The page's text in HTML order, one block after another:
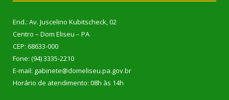
End.: Av. Juscelino Kubitscheck, 02
Centro – Dom Eliseu – PA
CEP: 68633-000
Fone: (94) 3335-2210
E-mail: gabinete@domeliseu.pa.gov.br
Horário de atendimento: 08h às 14h